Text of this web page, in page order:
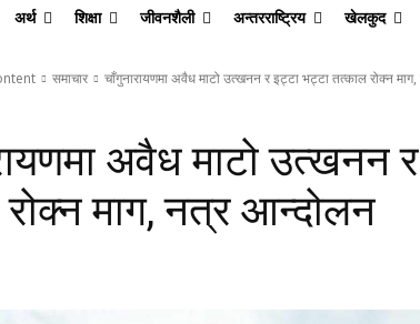
अर्थ शिक्षा जीवनशैली अन्तरराष्ट्रिय खेलकुद
समाचार चाँगुनारायणमा अवैध माटो उत्खनन र इट्टा भट्टा तत्काल रोक्न
अवैध माटो उत्खनन
माग, नत्र आन्दोलन